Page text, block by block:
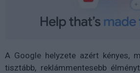
A Google helyzete azért kényes,
tisztább, reklámmentesebb